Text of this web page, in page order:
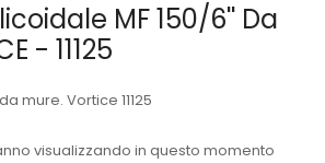
MF 150/6'' Da
- 11125
mure. Vortice 11125
visualizzando in questo momento